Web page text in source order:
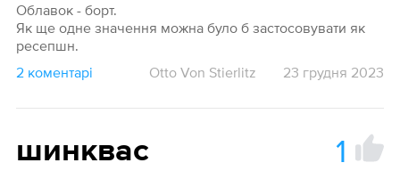
Облавок - борт.
Як ще одне значення можна було б застосовувати як
ресепшн.
2 коментарі
Otto Von Stierlitz 23 грудня 2023
шинквас 1